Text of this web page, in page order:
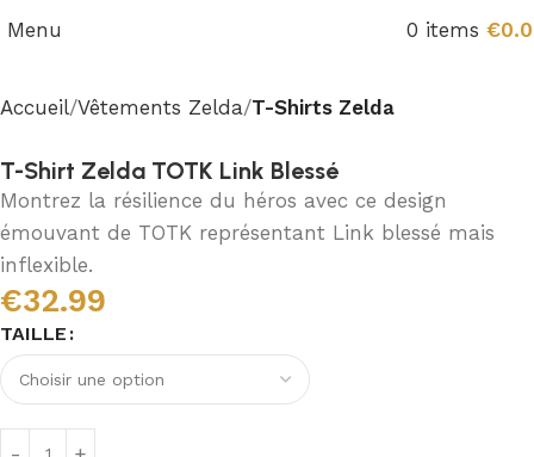
Menu 0 items €
Accueil Vêtements Zelda T-Shirts Zelda
T-Shirt Zelda TOTK Link Blessé
Montrez la résilience du héros avec ce design
émouvant de TOTK représentant Link blessé mais
inflexible.
€32.99
TAILLE